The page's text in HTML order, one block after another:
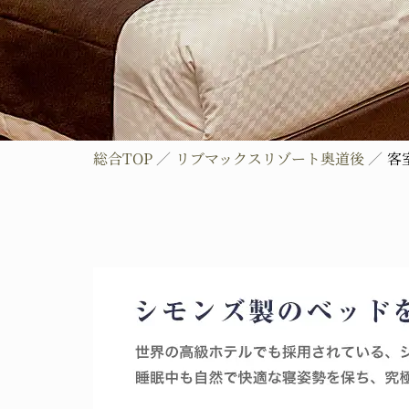
総合TOP リブマックスリゾート奥道後 客